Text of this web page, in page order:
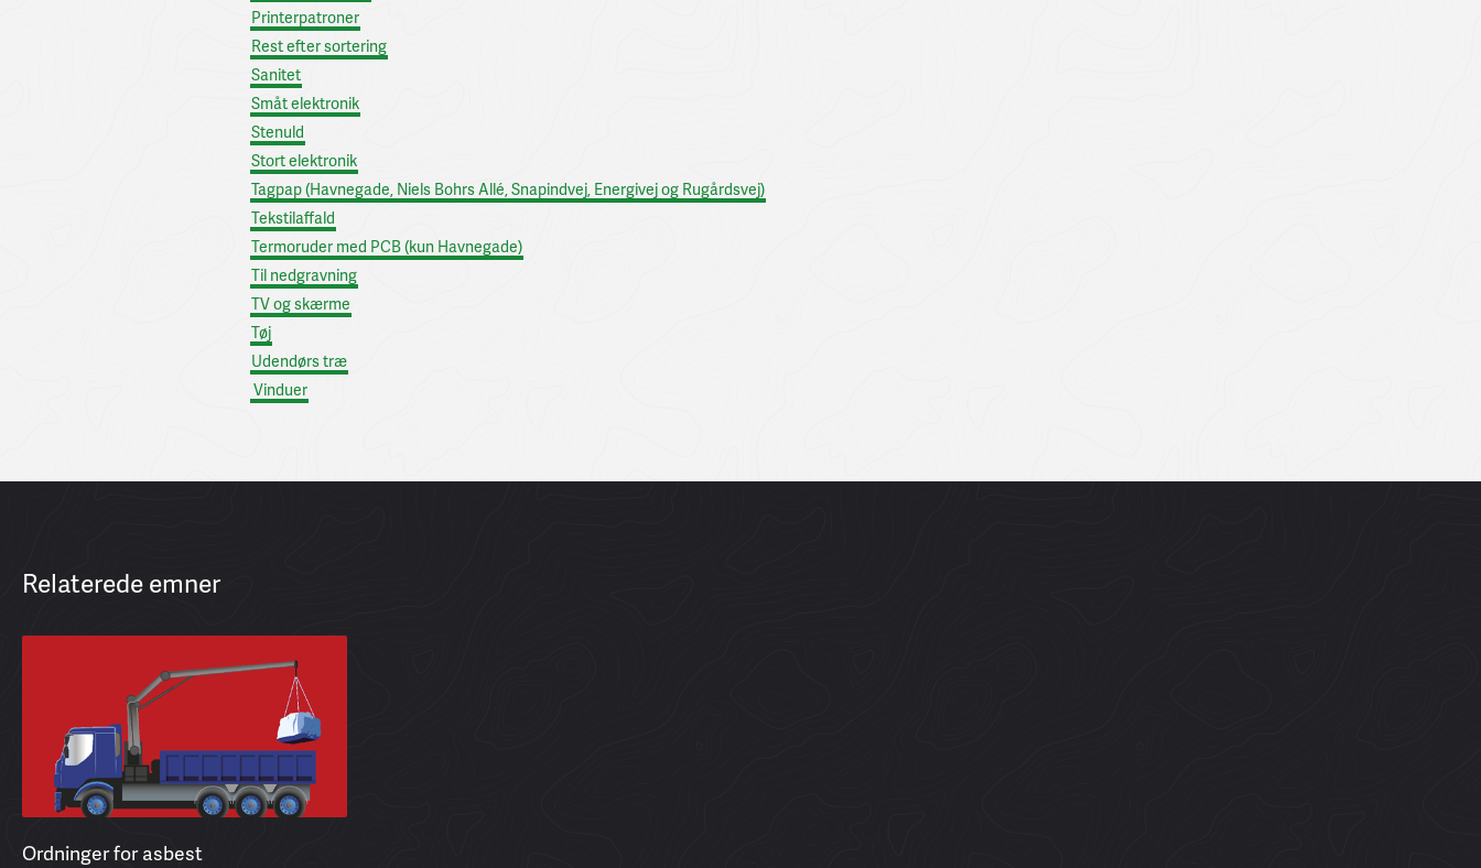
Printerpatroner
Rest efter sortering
Sanitet
Småt elektronik
Stenuld
Stort elektronik
Tagpap (Havnegade, Niels Bohrs Allé, Snapindvej, Energivej og Rugårdsvej)
Tekstilaffald
Termoruder med PCB (kun Havnegade)
Til nedgravning
TV og skærme
Tøj
Udendørs træ
Vinduer
Relaterede emner
Ordninger for asbest